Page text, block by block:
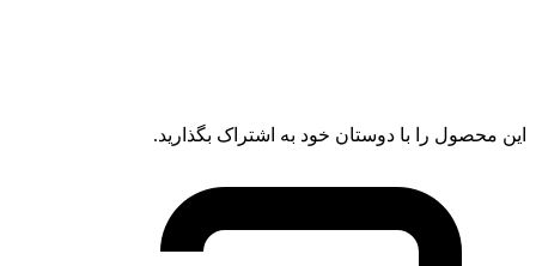
این محصول را با دوستان خود به اشتراک بگذارید.